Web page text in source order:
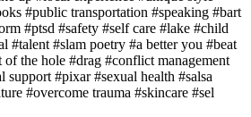
#public transportation #speaking #bart
#ptsd #safety #self care #lake #child
#talent #slam poetry #a better you #beat
of the hole #drag #conflict management
support #pixar #sexual health #salsa
#overcome trauma #skincare #sel